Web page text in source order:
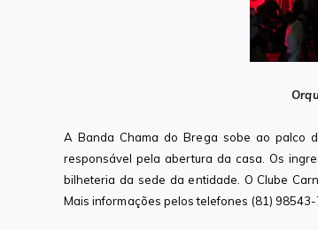
A Banda Chama do Brega sobe ao palco
responsável pela abertura da casa. Os
bilheteria da sede da entidade. O Clube
Mais informações pelos telefones (81)